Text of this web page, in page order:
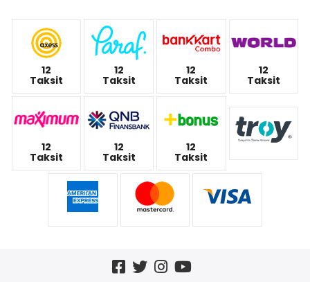
12
Taksit
12
Taksit
12
Taksit
12
Taksit
12
Taksit
12
Taksit
12
Taksit